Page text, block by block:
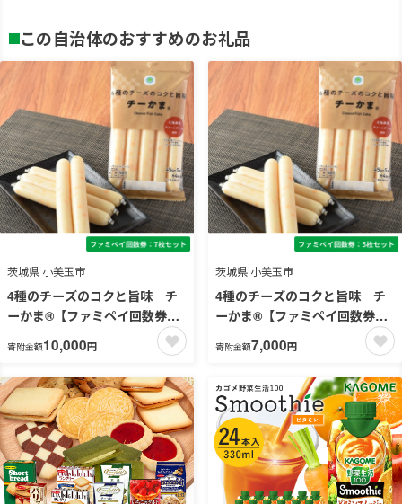
この自治体のおすすめのお礼品
茨城県 小美玉市
4種のチーズのコクと旨味 チ
ーかま®【ファミペイ回数券7
寄附金額10,000円
茨城県 小美玉市
4種のチーズのコクと旨味 チ
ーかま®【ファミペイ回数券5
寄附金額7,000円